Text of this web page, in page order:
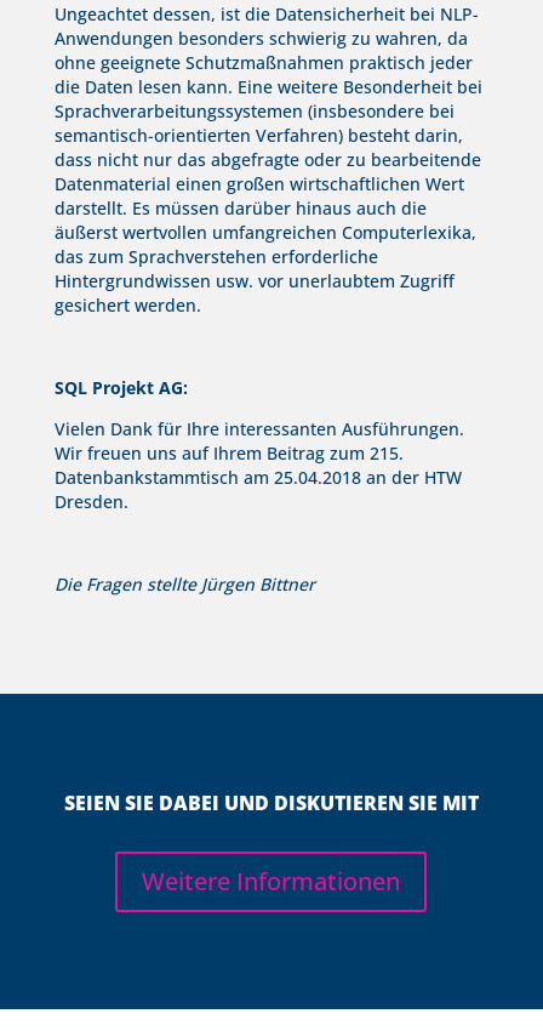
Ungeachtet dessen, ist die Datensicherheit bei NLP-
Anwendungen besonders schwierig zu wahren, da
ohne geeignete Schutzmaßnahmen praktisch jeder
die Daten lesen kann. Eine weitere Besonderheit bei
Sprachverarbeitungssystemen (insbesondere bei
semantisch-orientierten Verfahren) besteht darin,
dass nicht nur das abgefragte oder zu bearbeitende
Datenmaterial einen großen wirtschaftlichen Wert
darstellt. Es müssen darüber hinaus auch die
äußerst wertvollen umfangreichen Computerlexika,
das zum Sprachverstehen erforderliche
Hintergrundwissen usw. vor unerlaubtem Zugriff
gesichert werden.
SQL Projekt AG:
Vielen Dank für Ihre interessanten Ausführungen.
Wir freuen uns auf Ihrem Beitrag zum 215.
Datenbankstammtisch am 25.04.2018 an der HTW
Dresden.
Die Fragen stellte Jürgen Bittner
SEIEN SIE DABEI UND DISKUTIEREN SIE MIT
Weitere Informationen